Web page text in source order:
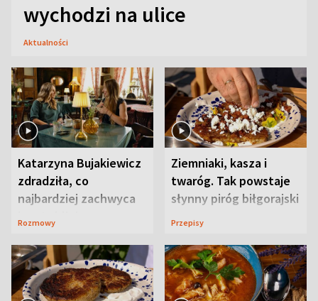
wychodzi na ulice
Aktualności
Katarzyna Bujakiewicz
zdradziła, co
najbardziej zachwyca
ją w Lublinie
Rozmowy
Ziemniaki, kasza i
twaróg. Tak powstaje
słynny piróg biłgorajski
Przepisy